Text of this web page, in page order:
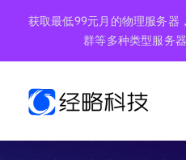
内
获取最低99元月的物理服务器
群等多种类型服务器